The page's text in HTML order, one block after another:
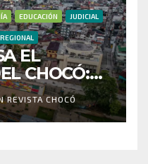
EDUCACIÓN JUDICIAL
REGIONAL
EL
CHOCÓ:
LA
REVISTA CHOCÓ